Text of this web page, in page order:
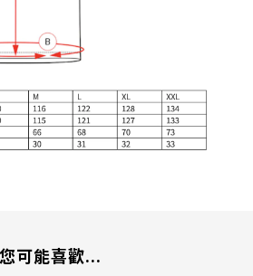
您可能喜歡...